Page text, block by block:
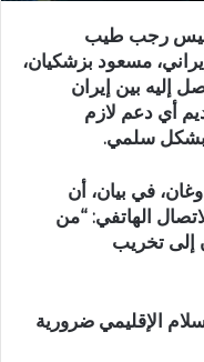
رجب طيب
مسعود بزشكيان،
إليه بين إيران
أي دعم لازم
بشكل سلمي.
في بيان، أن
الهاتفي: “من
إلى تخريب
الإقليمي ضرورية